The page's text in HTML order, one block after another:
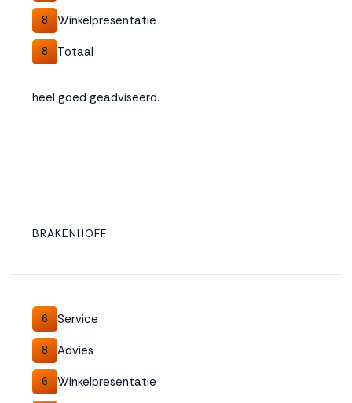
8 Winkelpresentatie
8 Totaal
heel goed geadviseerd.
BRAKENHOFF
6 Service
8 Advies
6 Winkelpresentatie